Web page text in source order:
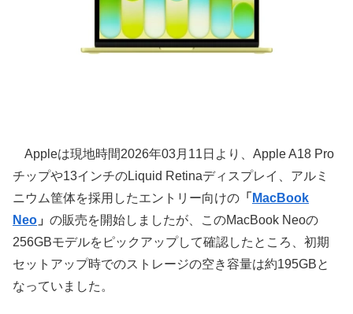
Appleは現地時間2026年03月11日より、Apple A18 Pro
チップや13インチのLiquid Retinaディスプレイ、アルミ
ニウム筐体を採用したエントリー向けの 「 MacBook
Neo 」 の販売を開始しましたが、このMacBook Neoの
256GBモデルをピックアップして確認したところ、初期
セットアップ時でのストレージの空き容量は約195GBと
なっていました。